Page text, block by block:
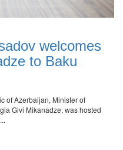
welcomes
to Baku
of Azerbaijan, Minister of
Givi Mikanadze, was hosted